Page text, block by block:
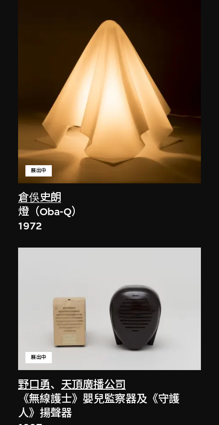
倉俁史朗
展出中
燈（Oba-Q）
1972
野口勇、 天頂廣播公司
展出中
《無線護士》嬰兒監察器及《守護
人》揚聲器